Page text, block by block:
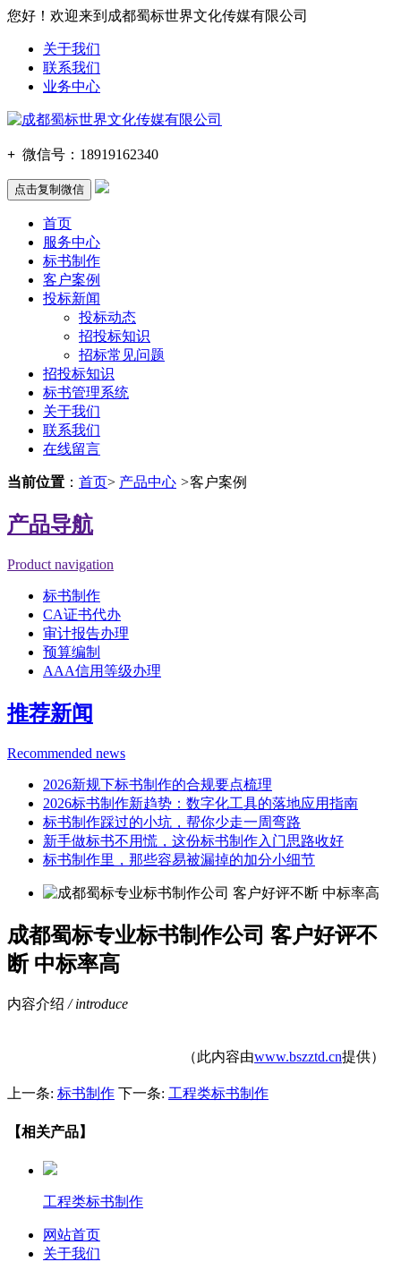
您好！欢迎来到成都蜀标世界文化传媒有限公司
关于我们
联系我们
业务中心
+ 微信号： 18919162340
点击复制微信
首页
服务中心
标书制作
客户案例
投标新闻
投标动态
招投标知识
招标常见问题
招投标知识
标书管理系统
关于我们
联系我们
在线留言
当前位置 ： 首页> 产品中心 >客户案例
产品导航
Product navigation
标书制作
CA证书代办
审计报告办理
预算编制
AAA信用等级办理
推荐新闻
Recommended news
2026新规下标书制作的合规要点梳理
2026标书制作新趋势：数字化工具的落地应用指南
标书制作踩过的小坑，帮你少走一周弯路
新手做标书不用慌，这份标书制作入门思路收好
标书制作里，那些容易被漏掉的加分小细节
成都蜀标专业标书制作公司 客户好评不
断 中标率高
内容介绍 / introduce
（此内容由www.bszztd.cn提供）
上一条: 标书制作 下一条: 工程类标书制作
【相关产品】
工程类标书制作
网站首页
关于我们